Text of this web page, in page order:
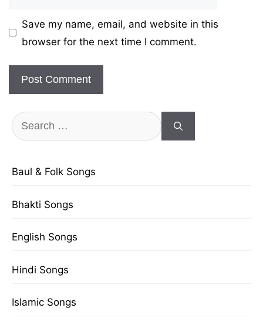
Save my name, email, and website in this
browser for the next time I comment.
Search
for:
Baul & Folk Songs
Bhakti Songs
English Songs
Hindi Songs
Islamic Songs